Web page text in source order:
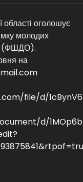
області оголошує
молодих
(ФШДО).
на
file/d/
d/